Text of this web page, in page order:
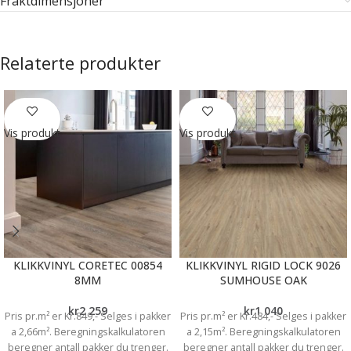
Relaterte produkter
KLIKKVINYL CORETEC 00854
8MM
kr2 259
Pris pr.m² er Kr.849,- Selges i pakker
a 2,66m². Beregningskalkulatoren
beregner antall pakker du trenger.
Vis produkt
KLIKKVINYL RIGID LOCK 9026
SUMHOUSE OAK
kr1 040
Pris pr.m² er Kr.484,- Selges i pakker
a 2,15m². Beregningskalkulatoren
beregner antall pakker du trenger.
Vis produkt